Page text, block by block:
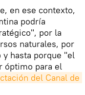
en ese contexto,
podría
por la
naturales, por
hasta porque "el
óptimo para el
del Canal de